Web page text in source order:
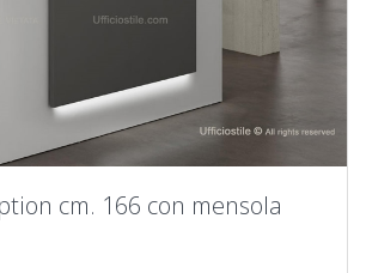
cm. 166 con mensola